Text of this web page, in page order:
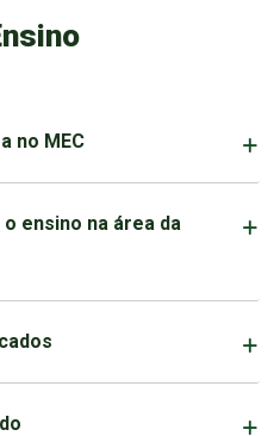
no MEC
ensino na área da